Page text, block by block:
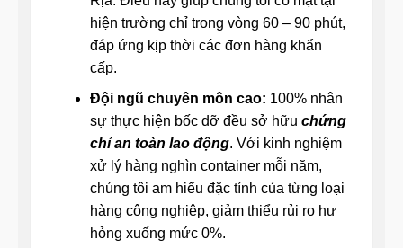
hiện trường chỉ trong vòng 60 – 90 phút,
đáp ứng kịp thời các đơn hàng khẩn
cấp.
Đội ngũ chuyên môn cao: 100% nhân
sự thực hiện bốc dỡ đều sở hữu chứng
chỉ an toàn lao động. Với kinh nghiệm
xử lý hàng nghìn container mỗi năm,
chúng tôi am hiểu đặc tính của từng loại
hàng công nghiệp, giảm thiểu rủi ro hư
hỏng xuống mức 0%.